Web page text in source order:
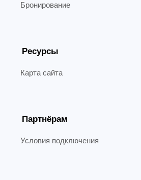
Бронирование
Ресурсы
Карта сайта
Партнёрам
Условия подключения